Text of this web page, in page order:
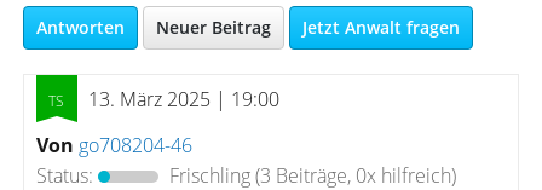
Antworten Neuer Beitrag Jetzt Anwalt fragen
13. März 2025 | 19:00
Von go708204-46
Status:
Frischling(3 Beiträge, 0x hilfreich)